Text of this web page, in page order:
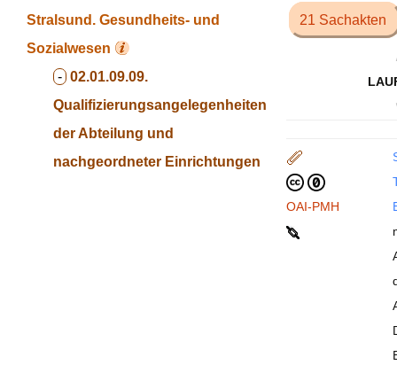
Stralsund. Gesundheits- und
Sozialwesen
- 02.01.09.09.
Qualifizierungsangelegenheiten
der Abteilung und
nachgeordneter Einrichtungen
21 Sachakten
OAI-PMH